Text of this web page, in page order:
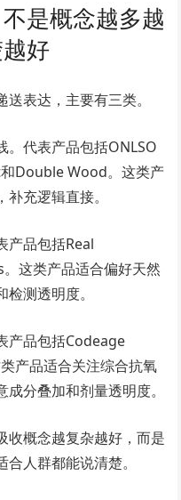
是概念越多越
好
表达，主要有三类。
。代表产品包括ONLSO
Double Wood。这类产
充逻辑直接。
产品包括Real
这类产品适合偏好天然
测透明度。
产品包括Codeage
产品适合关注综合抗氧
分叠加和剂量透明度。
收概念越复杂越好，而是
人群都能说清楚。